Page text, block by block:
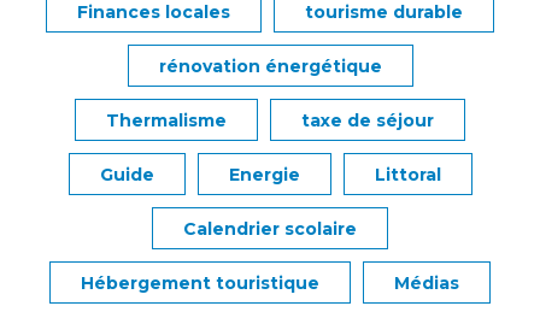
Finances locales tourisme durable
rénovation énergétique
Thermalisme taxe de séjour
Guide Energie Littoral
Calendrier scolaire
Hébergement touristique Médias